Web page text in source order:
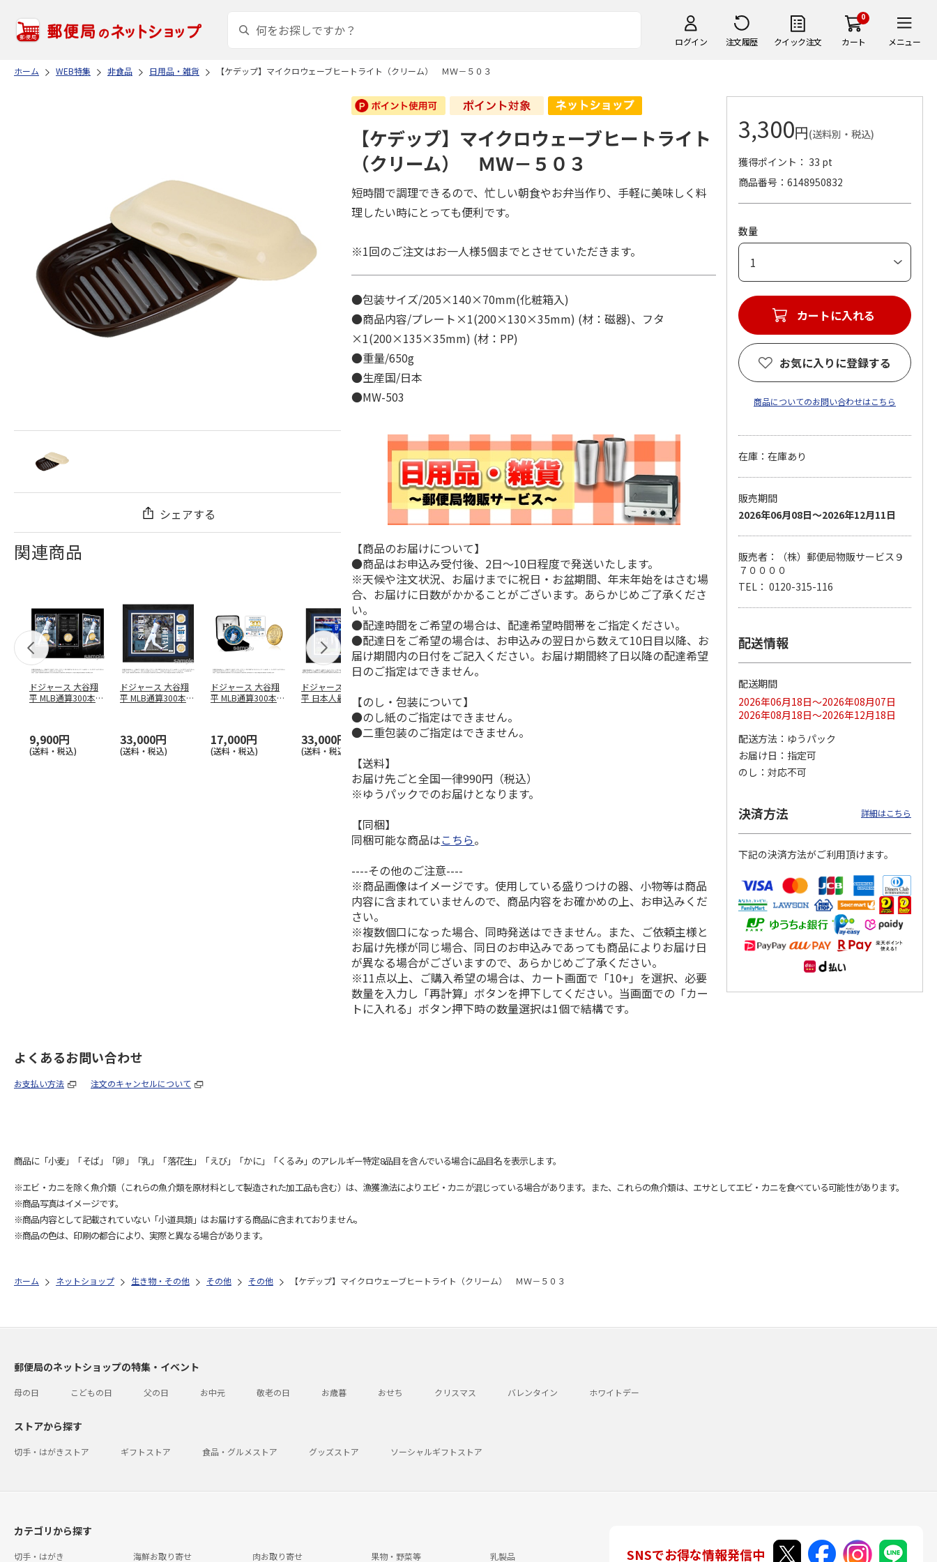
ログイン 注文履歴 クイック注文
0
カート メニュー
ホーム WEB特集 非食品 日用品・雑貨 【ケデップ】マイクロウェーブヒートライト（クリーム） ＭＷ－５０３
シェアする
関連商品
ドジャース 大谷翔
平 MLB通算300本塁
9,900円
(送料・税込)
ドジャース 大谷翔
平 MLB通算300本塁
33,000円
(送料・税込)
ドジャース 大谷翔
平 MLB通算300本塁
17,000円
(送料・税込)
ドジャース 大谷翔
平 日本人最多53試
合連続出塁記念 ダ
33,000円
(送料・税込)
谷翔平 2026 NL 3・
4月投手…
33,000円
イ…
9,900円
ドジャース 大谷翔
平 日本人最多53試
合連続出塁記念 シ
ル…
17,000円
(送料・税込)
谷翔平 2026 NL 3・
4月投手…
【ケデップ】マイクロウェーブヒートライト
（クリーム） ＭＷ－５０３
短時間で調理できるので、忙しい朝食やお弁当作り、手軽に美味しく料
理したい時にとっても便利です。
※1回のご注文はお一人様5個までとさせていただきます。
●包装サイズ/205×140×70mm(化粧箱入)
●商品内容/プレート×1(200×130×35mm) (材：磁器)、フタ
×1(200×135×35mm) (材：PP)
●重量/650g
●生産国/日本
●MW-503
【商品のお届けについて】
●商品はお申込み受付後、2日～10日程度で発送いたします。
※天候や注文状況、お届けまでに祝日・お盆期間、年末年始をはさむ場
合、お届けに日数がかかることがございます。あらかじめご了承くださ
い。
●配達時間をご希望の場合は、配達希望時間帯をご指定ください。
●配達日をご希望の場合は、お申込みの翌日から数えて10日目以降、お
届け期間内の日付をご記入ください。お届け期間終了日以降の配達希望
日のご指定はできません。
【のし・包装について】
●のし紙のご指定はできません。
●二重包装のご指定はできません。
【送料】
お届け先ごと全国一律990円（税込）
※ゆうパックでのお届けとなります。
【同梱】
同梱可能な商品はこちら。
----その他のご注意----
※商品画像はイメージです。使用している盛りつけの器、小物等は商品
内容に含まれていませんので、商品内容をお確かめの上、お申込みくだ
さい。
※複数個口になった場合、同時発送はできません。また、ご依頼主様と
お届け先様が同じ場合、同日のお申込みであっても商品によりお届け日
が異なる場合がございますので、あらかじめご了承ください。
※11点以上、ご購入希望の場合は、カート画面で「10+」を選択、必要
数量を入力し「再計算」ボタンを押下してください。当画面での「カー
トに入れる」ボタン押下時の数量選択は1個で結構です。
3,300円(送料別・税込)
獲得ポイント： 33 pt
商品番号
6148950832
数量
カートに入れる
お気に入りに登録する
商品についてのお問い合わせはこちら
在庫：在庫あり
販売期間
2026年06月08日～2026年12月11日
販売者：（株）郵便局物販サービス９
７００００
TEL： 0120-315-116
配送情報
配送期間
2026年06月18日～2026年08月07日
2026年08月18日～2026年12月18日
配送方法
ゆうパック
お届け日
指定可
のし
対応不可
決済方法 詳細はこちら
下記の決済方法がご利用頂けます。
よくあるお問い合わせ
お支払い方法 注文のキャンセルについて
商品に「小麦」「そば」「卵」「乳」「落花生」「えび」「かに」「くるみ」のアレルギー特定8品目を含んでいる場合に品目名を表示します。
※エビ・カニを除く魚介類（これらの魚介類を原材料として製造された加工品も含む）は、漁獲漁法によりエビ・カニが混じっている場合があります。また、これらの魚介類は、エサとしてエビ・カニを食べている可能性があります。
※商品写真はイメージです。
※商品内容として記載されていない「小道具類」はお届けする商品に含まれておりません。
※商品の色は、印刷の都合により、実際と異なる場合があります。
ホーム ネットショップ 生き物・その他 その他 その他 【ケデップ】マイクロウェーブヒートライト（クリーム） ＭＷ－５０３
郵便局のネットショップの特集・イベント
母の日 こどもの日 父の日 お中元 敬老の日 お歳暮 おせち クリスマス バレンタイン ホワイトデー
ストアから探す
切手・はがきストア ギフトストア 食品・グルメストア グッズストア ソーシャルギフトストア
カテゴリから探す
切手・はがき 海鮮お取り寄せ 肉お取り寄せ 果物・野菜等 乳製品 SNSでお得な情報発信中